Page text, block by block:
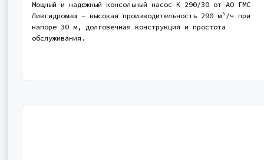
Мощный и надежный консольный насос К 290/30 от АО ГМС
Ливгидромаш - высокая производительность 290 м³/ч при
напоре 30 м, долговечная конструкция и простота
обслуживания.